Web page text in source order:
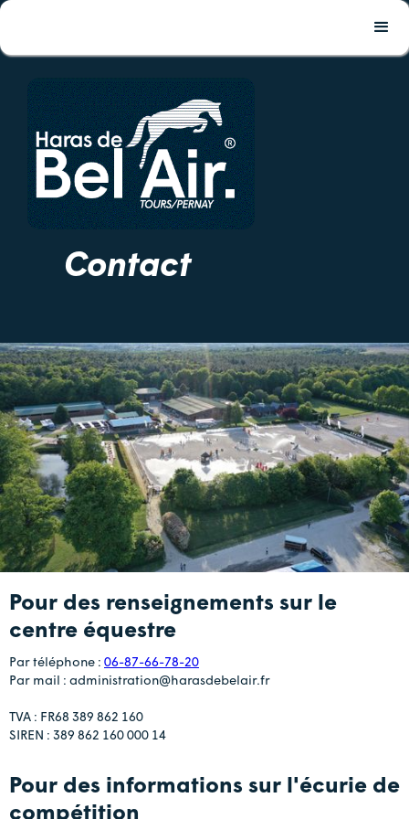
Contact
Pour des renseignements sur le
centre équestre
Par téléphone : 06-87-66-78-20
Par mail : administration@harasdebelair.fr
TVA : FR68 389 862 160
SIREN : 389 862 160 000 14
Pour des informations sur l'écurie de